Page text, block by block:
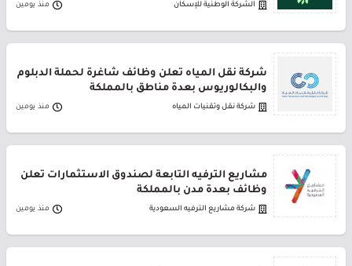
الشركة الوطنية للإسكان منذ يومين
شركة نقل المياه تعلن وظائف شاغرة لحملة الدبلوم
والبكالوريوس بعدة مناطق بالمملكة
شركة نقل وتقنيات المياه منذ يومين
مشاريع الترفيه التابعة لصندوق الاستثمارات تعلن
وظائف بعدة مدن بالمملكة
شركة مشاريع الترفيه السعودية منذ يومين